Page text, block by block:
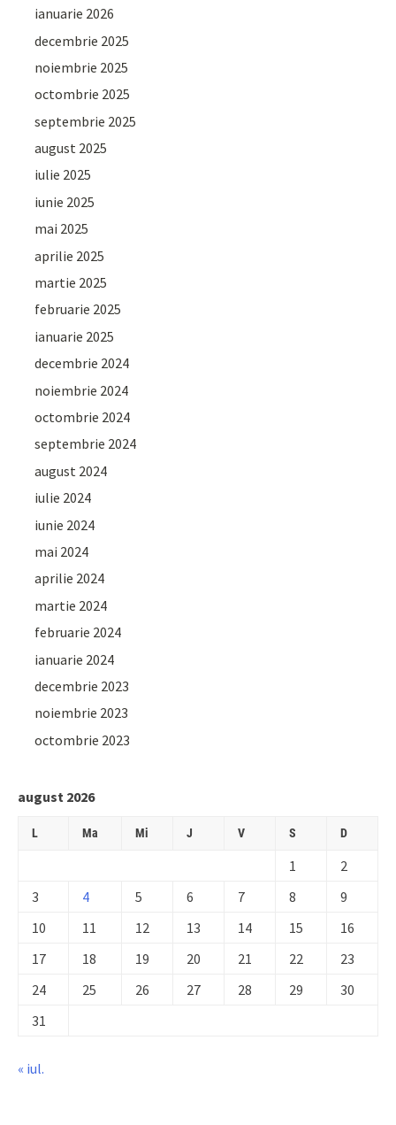
ianuarie 2026
decembrie 2025
noiembrie 2025
octombrie 2025
septembrie 2025
august 2025
iulie 2025
iunie 2025
mai 2025
aprilie 2025
martie 2025
februarie 2025
ianuarie 2025
decembrie 2024
noiembrie 2024
octombrie 2024
septembrie 2024
august 2024
iulie 2024
iunie 2024
mai 2024
aprilie 2024
martie 2024
februarie 2024
ianuarie 2024
decembrie 2023
noiembrie 2023
octombrie 2023
august 2026
L Ma Mi J V S D
1
2
3
4 5 6 7 8
9
10
11 12 13 14 15
16
17
18 19 20 21 22
23
24
25 26 27 28 29
30
31
« iul.